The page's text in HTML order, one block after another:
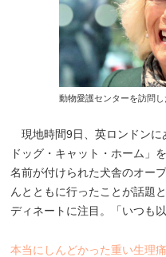
動物愛護センターを訪問し
現地時間9日、英ロンドンに
ドッグ・キャット・ホーム」
名前が付けられた犬舎のオー
んとともに行ったことが話題
ディネートに注目。「いつも
本当にしんどかった重い生理